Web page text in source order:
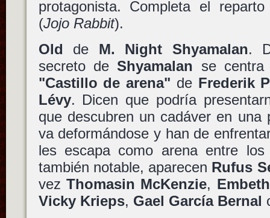
protagonista. Completa el
(Jojo Rabbit).
Old de M. Night Shyamalan.
secreto deShyamalan se centra
"Castillo de arena" de Frederik
Lévy. Dicen que podría
que descubren un cadáver en una
va deformándose y han de
les escapa como arena entre
también notable, aparecen Rufus
vez Thomasin McKenzie,
Vicky Krieps, Gael García Bernal